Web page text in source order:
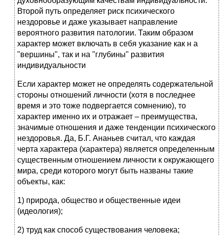
Второй путь определяет риск психического
нездоровье и даже указывает направление
вероятного развития патологии. Таким образом
характер может включать в себя указание как н а
"вершины", так и на "глубины" развития
индивидуальности
Если характер может не определять содержательной
стороны отношений личности (хотя в последнее
время и это тоже подвергается сомнению), то
характер именно их и отражает – преимущества,
значимые отношения и даже тенденции психического
нездоровья. Да, Б.Г. Ананьев считал, что каждая
черта характера (характера) является определенным
существенным отношением личности к окружающего
мира, среди которого могут быть названы такие
объекты, как:
1) природа, общество и общественные идеи
(идеология);
2) труд как способ существования человека;